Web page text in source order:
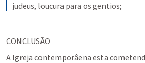
judeus, loucura para os gentios;
CONCLUSÃO
A Igreja contemporâena esta